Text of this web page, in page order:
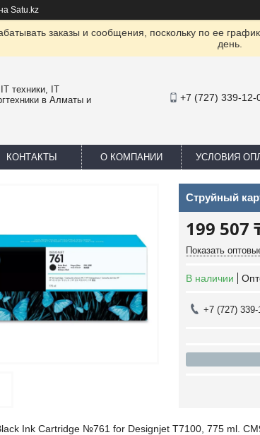
Satu.kz
заказы и сообщения, поскольку по ее
день.
техники, IT
в Алматы и
+7 (727) 339-12-
КОНТАКТЫ О КОМПАНИИ УСЛОВИЯ
Струйный
199 507
Показать
В наличии
+7 (727) 339-
Ink Cartridge №761 for Designjet T7100, 775 ml.